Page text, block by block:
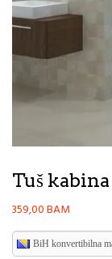
Tuš
359,00BAM
BiH konvertibilna